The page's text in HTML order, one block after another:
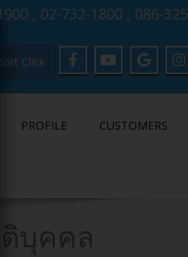
, 02-732-1800 , 086-
Click
PROFILE CUSTOMERS
บุคคล